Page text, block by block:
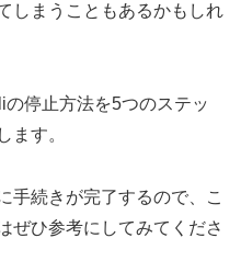
しまうこともあるかもしれ
停止方法を5つのステッ
ます。
手続きが完了するので、こ
ぜひ参考にしてみてくださ